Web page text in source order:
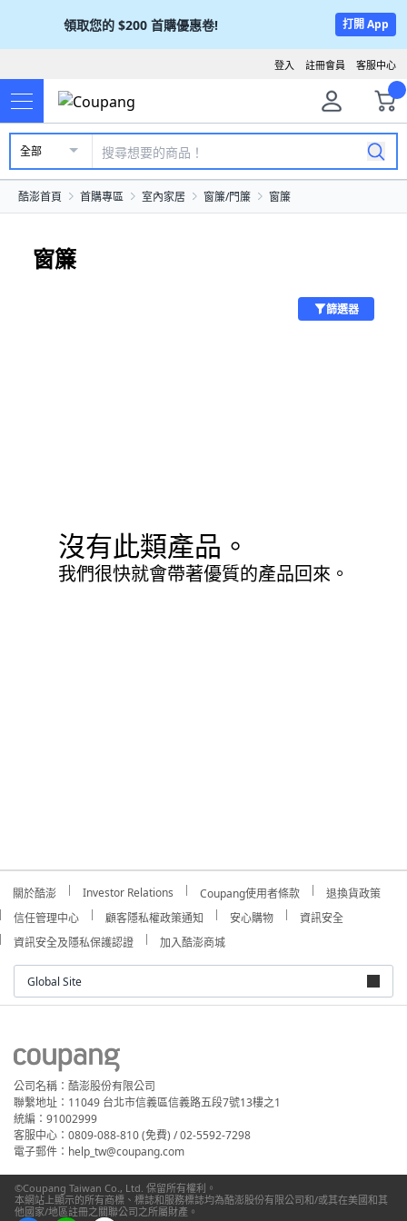
領取您的 $200 首購優惠卷! 打開 App
客服中心
註冊會員
登入
全部
酷澎首頁 首購專區 室內家居 窗簾/門簾 窗簾
窗簾
篩選器
沒有此類產品。
我們很快就會帶著優質的產品回來。
關於酷澎 Investor Relations Coupang使用者條款
退換貨政策
信任管理中心
顧客隱私權政策通知 安心購物
資訊安全
資訊安全及隱私保護認證
加入酷澎商城
Global Site
公司名稱：酷澎股份有限公司
聯繫地址：11049 台北市信義區信義路五段7號13樓之1
統編：91002999
客服中心：0809-088-810 (免費) / 02-5592-7298
電子郵件：help_tw@coupang.com
©Coupang Taiwan Co., Ltd. 保留所有權利。
本網站上顯示的所有商標、標誌和服務標誌均為酷澎股份有限公司和/或其在美國和其
他國家/地區註冊之關聯公司之所屬財產。